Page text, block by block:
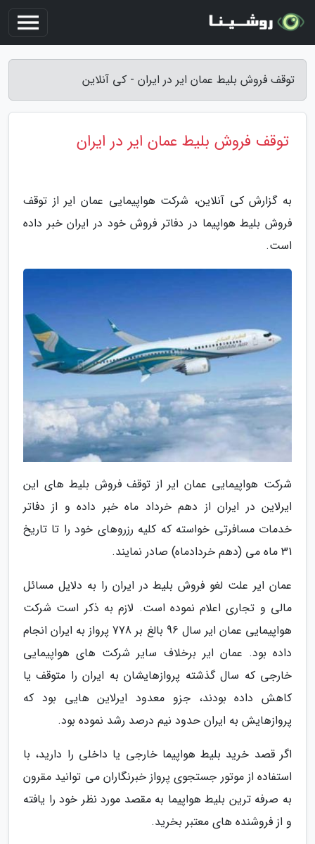
توقف فروش بلیط عمان ایر در ایران - کی آنلاین
توقف فروش بلیط عمان ایر در ایران
به گزارش کی آنلاین، شرکت هواپیمایی عمان ایر از توقف
فروش بلیط هواپیما در دفاتر فروش خود در ایران خبر داده
است.
شرکت هواپیمایی عمان ایر از توقف فروش بلیط های این
ایرلاین در ایران از دهم خرداد ماه خبر داده و از دفاتر
خدمات مسافرتی خواسته که کلیه رزروهای خود را تا تاریخ
31 ماه می (دهم خردادماه) صادر نمایند.
عمان ایر علت لغو فروش بلیط در ایران را به دلایل مسائل
مالی و تجاری اعلام نموده است. لازم به ذکر است شرکت
هواپیمایی عمان ایر سال 96 بالغ بر 778 پرواز به ایران انجام
داده بود. عمان ایر برخلاف سایر شرکت های هواپیمایی
خارجی که سال گذشته پروازهایشان به ایران را متوقف یا
کاهش داده بودند، جزو معدود ایرلاین هایی بود که
پروازهایش به ایران حدود نیم درصد رشد نموده بود.
اگر قصد خرید بلیط هواپیما خارجی یا داخلی را دارید، با
استفاده از موتور جستجوی پرواز خبرنگاران می توانید مقرون
به صرفه ترین بلیط هواپیما به مقصد مورد نظر خود را یافته
و از فروشنده های معتبر بخرید.